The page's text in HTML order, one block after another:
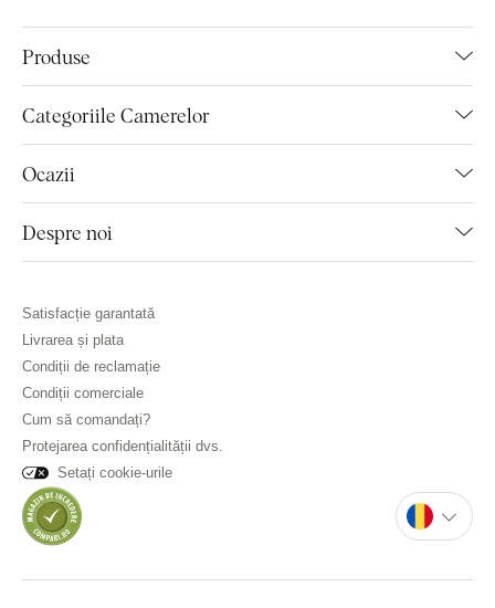
Produse
Categoriile Camerelor
Ocazii
Despre noi
Satisfacție garantată
Livrarea și plata
Condiții de reclamație
Condiții comerciale
Cum să comandați?
Protejarea confidențialității dvs.
Setați cookie-urile